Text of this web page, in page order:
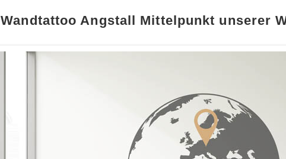
Wandtattoo Angstall Mittelpunkt unserer